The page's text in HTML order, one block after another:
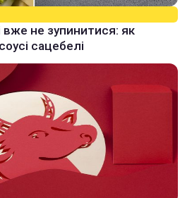
вже не зупинитися: як
сацебелі